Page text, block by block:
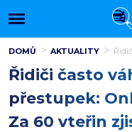
DOMŮ AKTUALITY
Řidiči často
přestupek:
Za 60 vteřin